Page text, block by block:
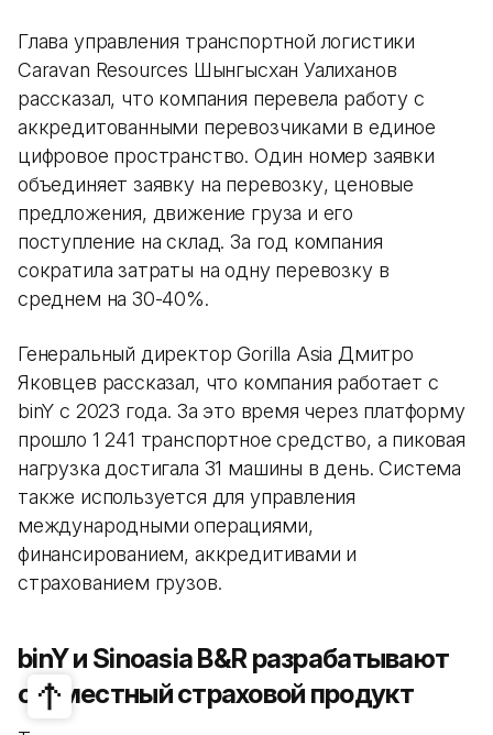
Глава управления транспортной логистики
Caravan Resources Шынгысхан Уалиханов
рассказал, что компания перевела работу с
аккредитованными перевозчиками в единое
цифровое пространство. Один номер заявки
объединяет заявку на перевозку, ценовые
предложения, движение груза и его
поступление на склад. За год компания
сократила затраты на одну перевозку в
среднем на 30-40%.
Генеральный директор Gorilla Asia Дмитро
Яковцев рассказал, что компания работает с
binY с 2023 года. За это время через платформу
прошло 1 241 транспортное средство, а пиковая
нагрузка достигала 31 машины в день. Система
также используется для управления
международными операциями,
финансированием, аккредитивами и
страхованием грузов.
binY и Sinoasia B&R разрабатывают
совместный страховой продукт